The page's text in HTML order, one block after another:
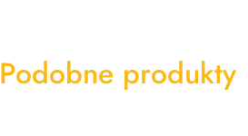
Produkty
Podobne produkty